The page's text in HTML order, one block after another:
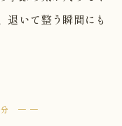
退いて整う瞬間にも
──